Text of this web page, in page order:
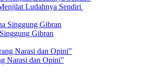
Ludahnya Sendiri
Gibran
Narasi dan Opini”